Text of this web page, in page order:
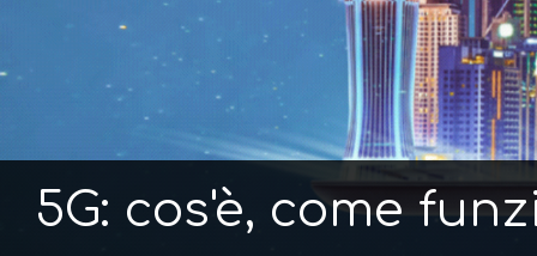
5G: cos'è, come